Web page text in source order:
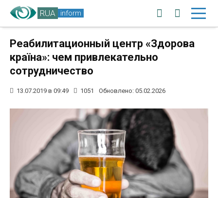
RUA inform
Реабилитационный центр «Здорова
країна»: чем привлекательно
сотрудничество
13.07.2019 в 09:49 1051 Обновлено: 05.02.2026